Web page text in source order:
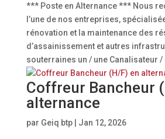
*** Poste en Alternance *** Nous
l’une de nos entreprises,
rénovation et la maintenance des
d’assainissement et autres
souterraines un / une Canalisateur /
Coffreur Bancheur
alternance
par Geiq btp| Jan 12, 2026